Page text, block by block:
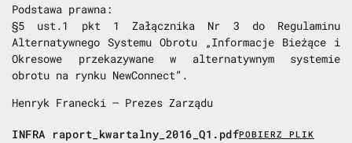
Podstawa prawna:
§5 ust.1 pkt 1 Załącznika Nr 3 do Regulaminu
Alternatywnego Systemu Obrotu „Informacje Bieżące i
Okresowe przekazywane w alternatywnym systemie
obrotu na rynku NewConnect”.
Henryk Franecki – Prezes Zarządu
INFRA raport_kwartalny_2016_Q1.pdfPOBIERZ PLIK